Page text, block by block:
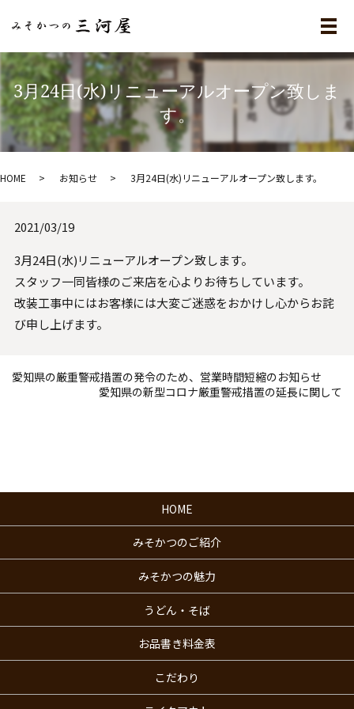
メ
3月24日(水)リニューアルオープン致しま
す。
HOME お知らせ 3月24日(水)リニューアルオープン致します。
2021/03/19
3月24日(水)リニューアルオープン致します。
スタッフ一同皆様のご来店を心よりお待ちしています。
改装工事中にはお客様には大変ご迷惑をおかけし心からお詫
び申し上げます。
愛知県の厳重警戒措置の発令のため、営業時間短縮のお知らせ
愛知県の新型コロナ厳重警戒措置の延長に関して
HOME
みそかつのご紹介
みそかつの魅力
うどん・そば
お品書き料金表
こだわり